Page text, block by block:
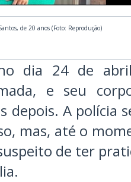
de 20 anos (Foto: Reprodução)
dia 24 de
e seu
depois. A polícia
mas, até o
de ter